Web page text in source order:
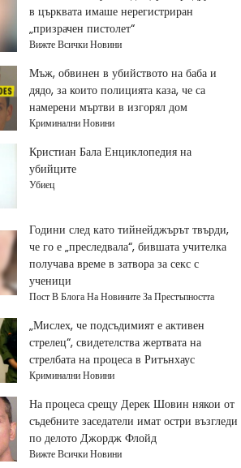
в църквата имаше нерегистриран
„призрачен пистолет“
Вижте Всички Новини
Мъж, обвинен в убийството на баба и
дядо, за които полицията каза, че са
намерени мъртви в изгорял дом
Криминални Новини
Кристиан Бала Енциклопедия на
убийците
Убиец
Години след като тийнейджърът твърди,
че го е „преследвала“, бившата учителка
получава време в затвора за секс с
ученици
Пост В Блога На Новините За Престъпността
„Мислех, че подсъдимият е активен
стрелец“, свидетелства жертвата на
стрелбата на процеса в Ритънхаус
Криминални Новини
На процеса срещу Дерек Шовин някои от
съдебните заседатели имат остри възгледи
по делото Джордж Флойд
Вижте Всички Новини